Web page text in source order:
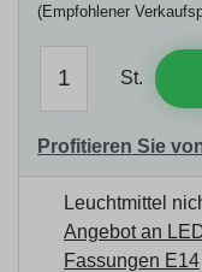
(Empfohlener
St.
Profitieren Sie
Leuchtmittel
Angebot an
Fassungen E14